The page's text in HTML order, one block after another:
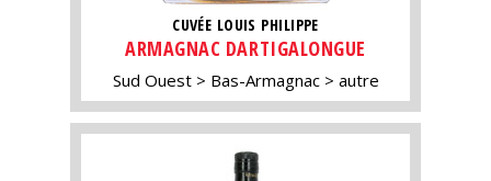
CUVÉE LOUIS PHILIPPE
ARMAGNAC DARTIGALONGUE
Sud Ouest Bas-Armagnac autre